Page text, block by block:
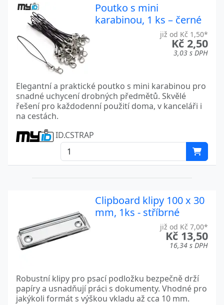
Poutko s mini
karabinou, 1 ks – černé
již od Kč 1,50*
Kč 2,50
3,03 s DPH
Elegantní a praktické poutko s mini karabinou pro
snadné uchycení drobných předmětů. Skvělé
řešení pro každodenní použití doma, v kanceláři i
na cestách.
ID.CSTRAP
Clipboard klipy 100 x 30
mm, 1ks - stříbrné
již od Kč 7,00*
Kč 13,50
16,34 s DPH
Robustní klipy pro psací podložku bezpečně drží
papíry a usnadňují práci s dokumenty. Vhodné pro
jakýkoli formát s výškou vkladu až cca 10 mm.